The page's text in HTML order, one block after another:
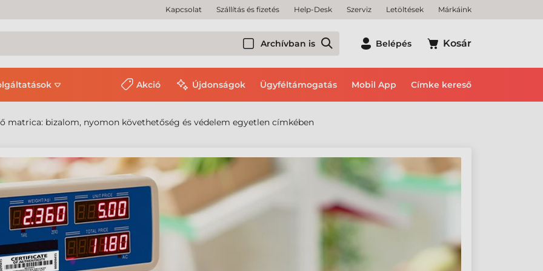
Kapcsolat Szállítás és fizetés Help-Desk Szerviz Letöltések Márkáink
Archívban is Belépés Kosár
Akció Újdonságok Ügyféltámogatás Mobil App Címke kereső
matrica: bizalom, nyomon követhetőség és védelem egyetlen címkében